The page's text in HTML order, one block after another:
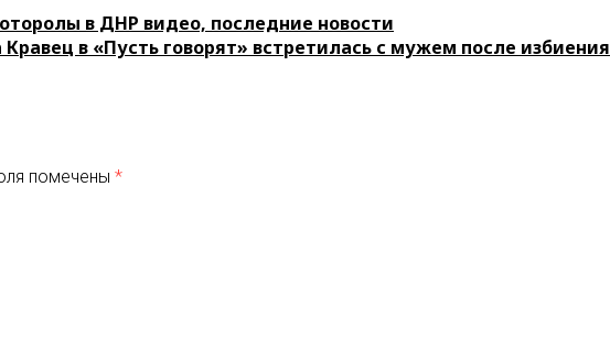
в ДНР видео, последние новости
в «Пусть говорят» встретилась с мужем после избиения
помечены *